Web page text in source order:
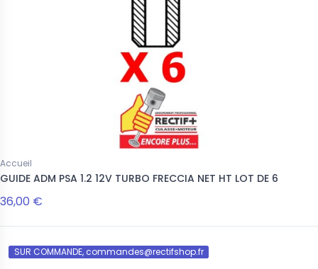
Accueil
GUIDE ADM PSA 1.2 12V TURBO FRECCIA NET HT LOT DE 6
36,00 €
SUR COMMANDE, commandes@rectifshop.fr